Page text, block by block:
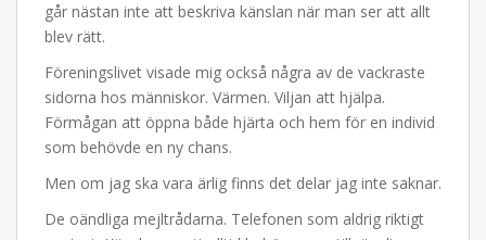
går nästan inte att beskriva känslan när man ser att allt
blev rätt.
Föreningslivet visade mig också några av de vackraste
sidorna hos människor. Värmen. Viljan att hjälpa.
Förmågan att öppna både hjärta och hem för en individ
som behövde en ny chans.
Men om jag ska vara ärlig finns det delar jag inte saknar.
De oändliga mejltrådarna. Telefonen som aldrig riktigt